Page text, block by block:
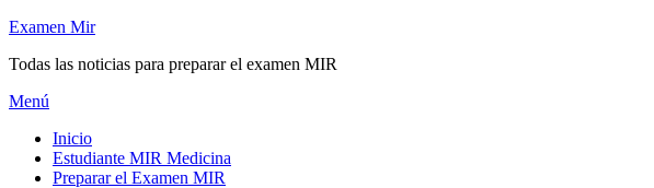
Saltar
contenido
Examen Mir
Todas las noticias para preparar el examen MIR
Menú
Inicio
Estudiante MIR Medicina
Preparar el Examen MIR